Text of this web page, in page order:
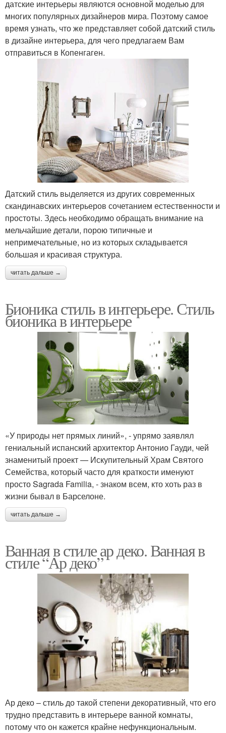
датские интерьеры являются основной моделью для
многих популярных дизайнеров мира. Поэтому самое
время узнать, что же представляет собой датский стиль
в дизайне интерьера, для чего предлагаем Вам
отправиться в Копенгаген.
Датский стиль выделяется из других современных
скандинавских интерьеров сочетанием естественности и
простоты. Здесь необходимо обращать внимание на
мельчайшие детали, порою типичные и
непримечательные, но из которых складывается
большая и красивая структура.
читать дальше →
Бионика стиль в интерьере. Стиль
бионика в интерьере
«У природы нет прямых линий», - упрямо заявлял
гениальный испанский архитектор Антонио Гауди, чей
знаменитый проект — Искупительный Храм Святого
Семейства, который часто для краткости именуют
просто Sagrada Familia, - знаком всем, кто хоть раз в
жизни бывал в Барселоне.
читать дальше →
Ванная в стиле ар деко. Ванная в
стиле “Ар деко”
Ар деко – стиль до такой степени декоративный, что его
трудно представить в интерьере ванной комнаты,
потому что он кажется крайне нефункциональным.